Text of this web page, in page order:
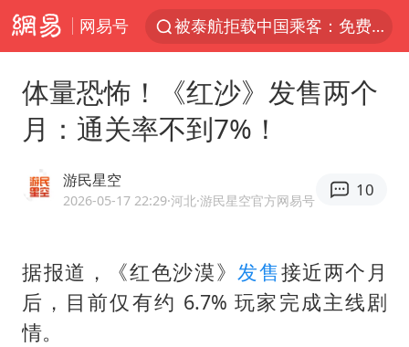
网易号
被泰航拒载中国乘客：免费改签没兑现
38岁山东财大教授刘海明逝世
因凡蒂诺首次公开道歉
《Monica》填词人黎彼得去世
陕西柞水遭遇暴雨五千余户群众转移
谷歌首席科学家Jeff Dean离职创业
体量恐怖！《红沙》发售两个
月：通关率不到7%！
游民星空
2026-05-17 22:29·河北·游民星空官方网易号
10
据报道，《红色沙漠》发售接近两个月
后，目前仅有约 6.7% 玩家完成主线剧
情。